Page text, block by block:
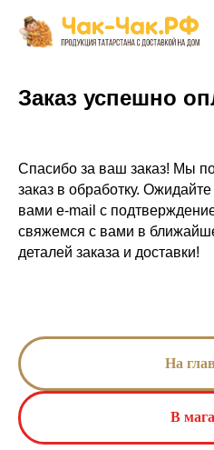
Заказ успешно
Спасибо за ваш заказ! Мы
заказ в обработку.
вами e-mail с
свяжемся с вами в
деталей заказа и доставки!
На
В